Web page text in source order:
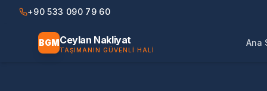
+90 533 090 79 60
BGMCeylan Nakliyat
TAŞIMANIN GÜVENLI HALI
Ana